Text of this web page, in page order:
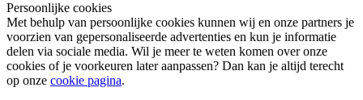
Persoonlijke cookies
Met behulp van persoonlijke cookies kunnen wij en onze partners je
voorzien van gepersonaliseerde advertenties en kun je informatie
delen via sociale media. Wil je meer te weten komen over onze
cookies of je voorkeuren later aanpassen? Dan kan je altijd terecht
op onze cookie pagina.